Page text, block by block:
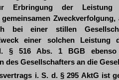
Erbringung der
bei einer stillen
einer solchen Leistung
§ 516 Abs. 1 BGB
Gesellschafters an die
i. S. d. § 295 AktG ist